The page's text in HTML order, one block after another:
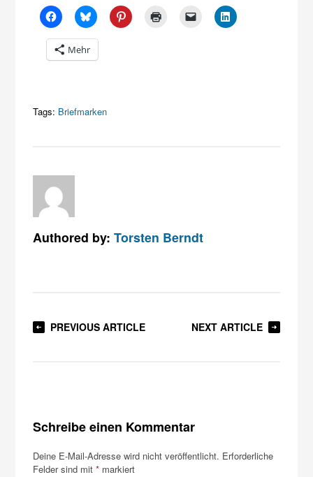
Mehr
Tags: Briefmarken
Authored by:Torsten Berndt
PREVIOUS ARTICLE NEXT ARTICLE
Schreibe einen Kommentar
Deine E-Mail-Adresse wird nicht veröffentlicht. Erforderliche
Felder sind mit* markiert